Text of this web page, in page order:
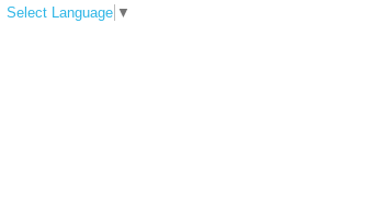
Select Language ▼